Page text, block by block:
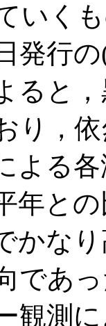
いく
行の
ると
り，
よる各
年と
かな
であ
観測に